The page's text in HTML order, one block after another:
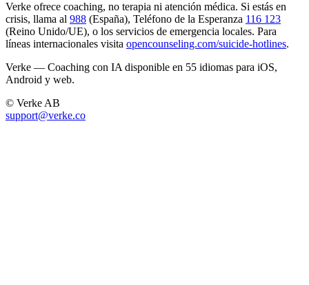
Verke ofrece coaching, no terapia ni atención médica. Si estás en
crisis, llama al 988 (España), Teléfono de la Esperanza 116 123
(Reino Unido/UE), o los servicios de emergencia locales. Para
líneas internacionales visita opencounseling.com/suicide-hotlines.
Verke — Coaching con IA disponible en 55 idiomas para iOS,
Android y web.
© Verke AB
support@verke.co